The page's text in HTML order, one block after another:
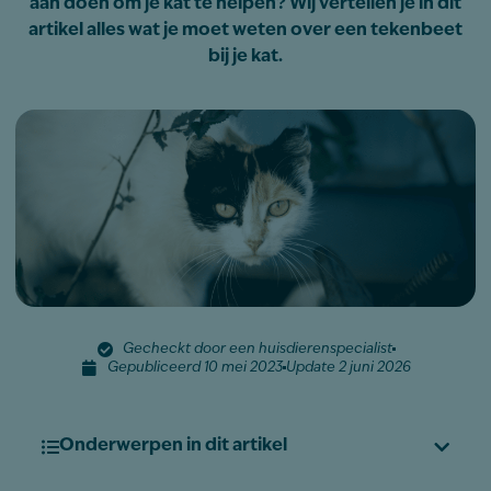
aan doen om je kat te helpen? Wij vertellen je in dit
artikel alles wat je moet weten over een tekenbeet
bij je kat.
Gecheckt door een huisdierenspecialist
Gepubliceerd 10 mei 2023 Update 2 juni 2026
Onderwerpen in dit artikel